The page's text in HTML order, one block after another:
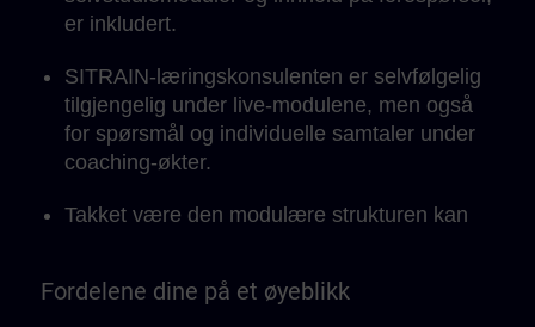
er inkludert.
SITRAIN-læringskonsulenten er selvfølgelig
tilgjengelig under live-modulene, men også
for spørsmål og individuelle samtaler under
coaching-økter.
Takket være den modulære strukturen kan
læringstempo.
Fordelene dine på et øyeblikk